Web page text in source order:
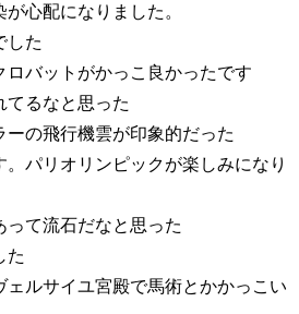
心配になりました。
した
ロバットがかっこ良かったです
てるなと思った
ーの飛行機雲が印象的だった
パリオリンピックが楽しみになり
って流石だなと思った
た
ェルサイユ宮殿で馬術とかかっこい